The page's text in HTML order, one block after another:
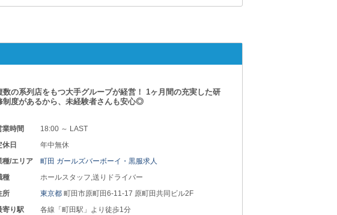
数の系列店をもつ大手グループが経営！ 1ヶ月間の充実した研
制度があるから、未経験者さんも安心◎
業時間
18:00 ～ LAST
休日
年中無休
種/エリア
町田 ガールズバーボーイ・黒服求人
種
ホールスタッフ,送りドライバー
所
東京都 町田市原町田6-11-17 原町田共同ビル2F
寄り駅
各線「町田駅」より徒歩1分